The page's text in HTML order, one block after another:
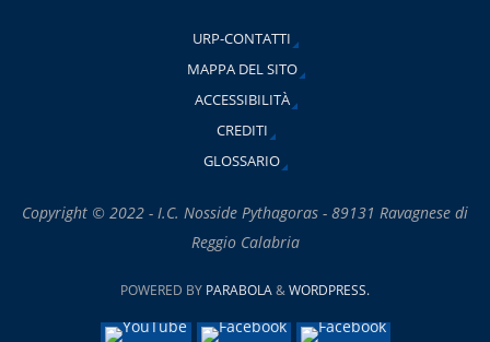
URP-CONTATTI
MAPPA DEL SITO
ACCESSIBILITÀ
CREDITI
GLOSSARIO
Copyright © 2022 - I.C. Nosside Pythagoras - 89131 Ravagnese di
Reggio Calabria
POWERED BY PARABOLA&WORDPRESS.